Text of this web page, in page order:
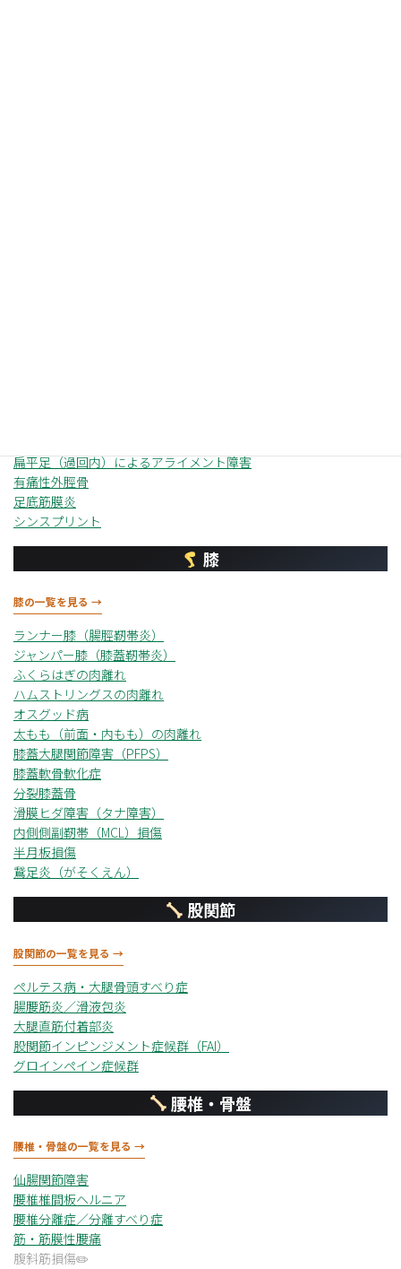
扁平足（過回内）によるアライメント障害
有痛性外脛骨
足底筋膜炎
シンスプリント
膝
膝の一覧を見る →
ランナー膝（腸脛靭帯炎）
ジャンパー膝（膝蓋靭帯炎）
ふくらはぎの肉離れ
ハムストリングスの肉離れ
オスグッド病
太もも（前面・内もも）の肉離れ
膝蓋大腿関節障害（PFPS）
膝蓋軟骨軟化症
分裂膝蓋骨
滑膜ヒダ障害（タナ障害）
内側側副靭帯（MCL）損傷
半月板損傷
鵞足炎（がそくえん）
股関節
股関節の一覧を見る →
ペルテス病・大腿骨頭すべり症
腸腰筋炎／滑液包炎
大腿直筋付着部炎
股関節インピンジメント症候群（FAI）
グロインペイン症候群
腰椎・骨盤
腰椎・骨盤の一覧を見る →
仙腸関節障害
腰椎椎間板ヘルニア
腰椎分離症／分離すべり症
筋・筋膜性腰痛
腹斜筋損傷